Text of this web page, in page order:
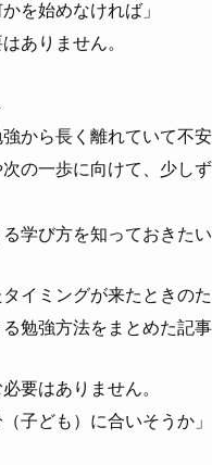
かを始めなければ」
ありません。
強から長く離れていて不
次の一歩に向けて、少し
る学び方を知っておきたい
イミングが来たときのた
勉強方法をまとめた記事
要はありません。
（子ども）に合いそうか